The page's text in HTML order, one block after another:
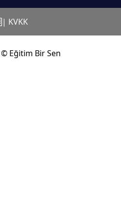
Eğitim Bir Sen
| KVKK